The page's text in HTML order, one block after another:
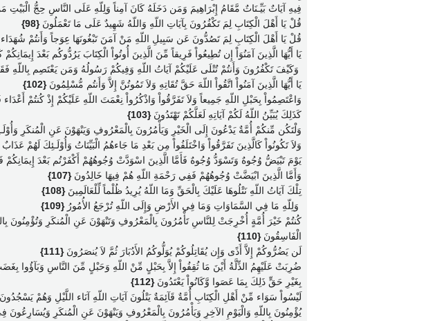
فِيهِ آيَاتٌ بَيِّـنَاتٌ مَّقَامُ إِبْرَاهِيمَ وَمَن دَخَلَهُ كَانَ آمِناً وَلِلّهِ عَلَى النَّاسِ حِجُّ
قُلْ يَا أَهْلَ الْكِتَابِ لِمَ تَكْفُرُونَ بِآيَاتِ اللّهِ وَاللّهُ شَهِيدٌ عَلَى مَا تَعْمَلُونَ{98}
قُلْ يَا أَهْلَ الْكِتَابِ لِمَ تَصُدُّونَ عَن سَبِيلِ اللّهِ مَنْ آمَنَ تَبْغُونَهَا عِوَجاً وَأَنتُمْ
يَا أَيُّهَا الَّذِينَ آمَنُوَاْ إِن تُطِيعُواْ فَرِيقاً مِّنَ الَّذِينَ أُوتُواْ الْكِتَابَ يَرُدُّوكُم بَعْدَ
وَكَيْفَ تَكْفُرُونَ وَأَنتُمْ تُتْلَى عَلَيْكُمْ آيَاتُ اللّهِ وَفِيكُمْ رَسُولُهُ وَمَن يَعْتَصِم
يَا أَيُّهَا الَّذِينَ آمَنُواْ اتَّقُواْ اللّهَ حَقَّ تُقَاتِهِ وَلاَ تَمُوتُنَّ إِلاَّ وَأَنتُم مُّسْلِمُونَ{102}
وَاعْتَصِمُواْ بِحَبْلِ اللّهِ جَمِيعاً وَلاَ تَفَرَّقُواْ وَاذْكُرُواْ نِعْمَتَ اللّهِ عَلَيْكُمْ إِذْ كُنتُمْ
كَذَلِكَ يُبَيِّنُ اللّهُ لَكُمْ آيَاتِهِ لَعَلَّكُمْ تَهْتَدُونَ{103}
وَلْتَكُن مِّنكُمْ أُمَّةٌ يَدْعُونَ إِلَى الْخَيْرِ وَيَأْمُرُونَ بِالْمَعْرُوفِ وَيَنْهَوْنَ عَنِ الْمُنكَرِ
وَلاَ تَكُونُواْ كَالَّذِينَ تَفَرَّقُواْ وَاخْتَلَفُواْ مِن بَعْدِ مَا جَاءهُمُ الْبَيِّنَاتُ وَأُوْلَـئِكَ لَهُمْ
يَوْمَ تَبْيَضُّ وُجُوهٌ وَتَسْوَدُّ وُجُوهٌ فَأَمَّا الَّذِينَ اسْوَدَّتْ وُجُوهُهُمْ أَكْفَرْتُم بَعْدَ إِيمَانِكُمْ
وَأَمَّا الَّذِينَ ابْيَضَّتْ وُجُوهُهُمْ فَفِي رَحْمَةِ اللّهِ هُمْ فِيهَا خَالِدُونَ{107}
تِلْكَ آيَاتُ اللّهِ نَتْلُوهَا عَلَيْكَ بِالْحَقِّ وَمَا اللّهُ يُرِيدُ ظُلْماً لِّلْعَالَمِينَ{108}
‏ وَلِلّهِ مَا فِي السَّمَاوَاتِ وَمَا فِي الأَرْضِ وَإِلَى اللّهِ تُرْجَعُ الأُمُورُ{109}
كُنتُمْ خَيْرَ أُمَّةٍ أُخْرِجَتْ لِلنَّاسِ تَأْمُرُونَ بِالْمَعْرُوفِ وَتَنْهَوْنَ عَنِ الْمُنكَرِ وَتُؤْمِنُونَ
الْفَاسِقُونَ{110}
لَن يَضُرُّوكُمْ إِلاَّ أَذًى وَإِن يُقَاتِلُوكُمْ يُوَلُّوكُمُ الأَدُبَارَ ثُمَّ لاَ يُنصَرُونَ{111}
ضُرِبَتْ عَلَيْهِمُ الذِّلَّةُ أَيْنَ مَا ثُقِفُواْ إِلاَّ بِحَبْلٍ مِّنْ اللّهِ وَحَبْلٍ مِّنَ النَّاسِ وَبَآؤُوا
بِغَيْرِ حَقٍّ ذَلِكَ بِمَا عَصَوا وَّكَانُواْ يَعْتَدُونَ{112}
لَيْسُواْ سَوَاء مِّنْ أَهْلِ الْكِتَابِ أُمَّةٌ قَآئِمَةٌ يَتْلُونَ آيَاتِ اللّهِ آنَاء اللَّيْلِ وَهُمْ
يُؤْمِنُونَ بِاللّهِ وَالْيَوْمِ الآخِرِ وَيَأْمُرُونَ بِالْمَعْرُوفِ وَيَنْهَوْنَ عَنِ الْمُنكَرِ